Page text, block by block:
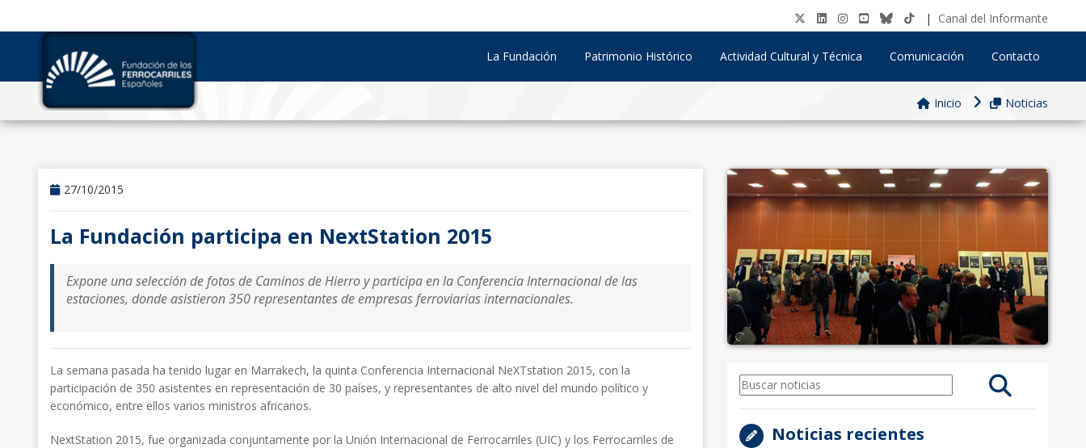
| Canal del Informante
La Fundación Patrimonio Histórico Actividad Cultural y Técnica Comunicación Contacto
Inicio Noticias
27/10/2015
La Fundación participa en NextStation 2015
Expone una selección de fotos de Caminos de Hierro y participa en la Conferencia Internacional de las
estaciones, donde asistieron 350 representantes de empresas ferroviarias internacionales.
La semana pasada ha tenido lugar en Marrakech, la quinta Conferencia Internacional NeXTstation 2015, con la
participación de 350 asistentes en representación de 30 países, y representantes de alto nivel del mundo político y
económico, entre ellos varios ministros africanos.
NextStation 2015, fue organizada conjuntamente por la Unión Internacional de Ferrocarriles (UIC) y los Ferrocarriles de
Noticias recientes